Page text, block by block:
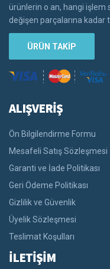
ürünlerin o an, hangi işlem
değişen parçalarına kadar
ÜRÜN TAKİP
ALIŞVERİŞ
Ön Bilgilendirme Formu
Mesafeli Satış Sözleşmesi
Garanti ve İade Politikası
Geri Ödeme Politikası
Gizlilik ve Güvenlik
Üyelik Sözleşmesi
Teslimat Koşulları
İLETİŞİM